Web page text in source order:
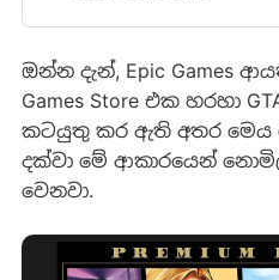
ඉත…
ඔන්න දැන්, Epic Games
Games Store එක හරහා
කටයුතු කර ඇති අතර මෙය
දක්වා මේ ආකාරයෙන්
වෙනවා.